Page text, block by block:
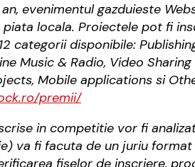
evenimentul gazduieste
piata locala. Proiectele pot fi
categorii disponibile:
Music & Radio, Video
Mobile applications si
premii/
in competitie vor fi
va fi facuta de un juriu